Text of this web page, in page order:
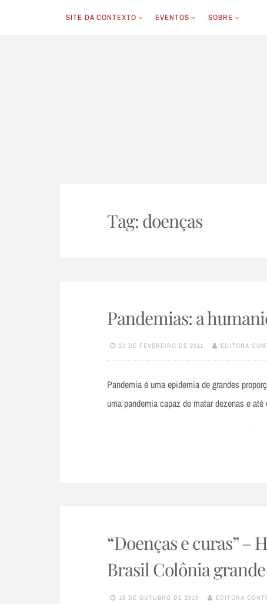
SITE DA CONTEXTO EVENTOS SOBRE
Tag: doenças
Pandemias: a
21 DE FEVEREIRO DE 2011 EDITORA
Pandemia é uma epidemia de grandes
uma pandemia capaz de matar dezenas e
“Doenças e curas”
Brasil Colônia
18 DE OUTUBRO DE 2010 EDITORA